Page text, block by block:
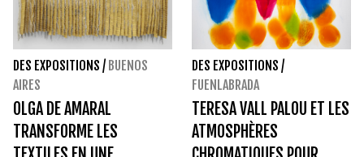
DES EXPOSITIONS / BUENOS
AIRES
OLGA DE AMARAL
TRANSFORME LES
DES EXPOSITIONS /
FUENLABRADA
TERESA VALL PALOU ET LES
ATMOSPHÈRES